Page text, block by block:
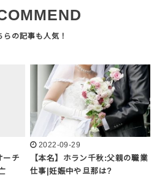
ーチ
2022-09-29
【本名】ホラン千秋:父親の職業
仕事|妊娠中や旦那は?